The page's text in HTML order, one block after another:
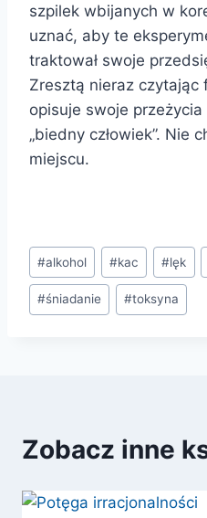
szpilek wbijanych w
uznać, aby te
traktował swoje
Zresztą nieraz czytając
opisuje swoje przeżycia
„biedny człowiek”. Nie
miejscu.
Tagi
wpisu:
#alkohol #kac #lęk
#śniadanie #toksyna
Zobacz inne